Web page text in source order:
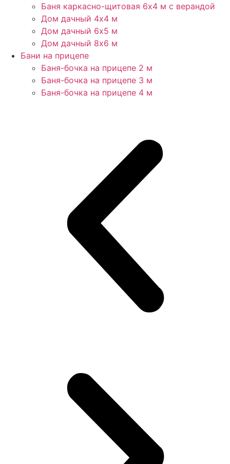
Баня каркасно-щитовая 6х4 м с верандой
Дом дачный 4х4 м
Дом дачный 6х5 м
Дом дачный 8х6 м
Бани на прицепе
Баня-бочка на прицепе 2 м
Баня-бочка на прицепе 3 м
Баня-бочка на прицепе 4 м